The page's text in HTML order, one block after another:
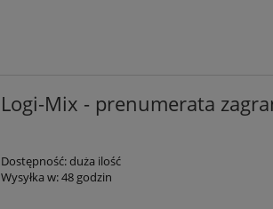
Logi-Mix - prenumerata
Dostępność:duża ilość
Wysyłka w:48 godzin